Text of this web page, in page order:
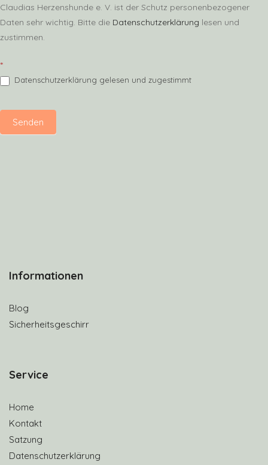
Claudias Herzenshunde e. V. ist der Schutz personenbezogener
Daten sehr wichtig. Bitte die Datenschutzerklärung lesen und
zustimmen.
*
Datenschutzerklärung gelesen und zugestimmt
Senden
Informationen
Blog
Sicherheitsgeschirr
Service
Home
Kontakt
Satzung
Datenschutzerklärung